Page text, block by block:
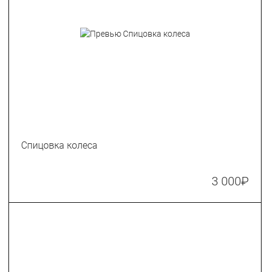
Спицовка колеса
3 000₽